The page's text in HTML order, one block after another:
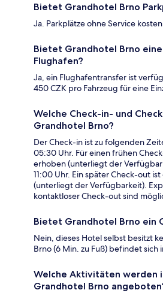
Bietet Grandhotel Brno
Ja. Parkplätze ohne Service
Bietet Grandhotel Brno
Flughafen?
Ja, ein Flughafentransfer ist
450 CZK pro Fahrzeug für eine
Welche Check-in- und
Grandhotel Brno?
Der Check-in ist zu folgenden
05:30 Uhr. Für einen frühen
erhoben (unterliegt der
11:00 Uhr. Ein später Check-out
(unterliegt der Verfügbarkeit).
kontaktloser Check-out sind
Bietet Grandhotel Brno ein
Nein, dieses Hotel selbst besitzt
Brno (6 Min. zu Fuß) befindet sich
Welche Aktivitäten werden
Grandhotel Brno